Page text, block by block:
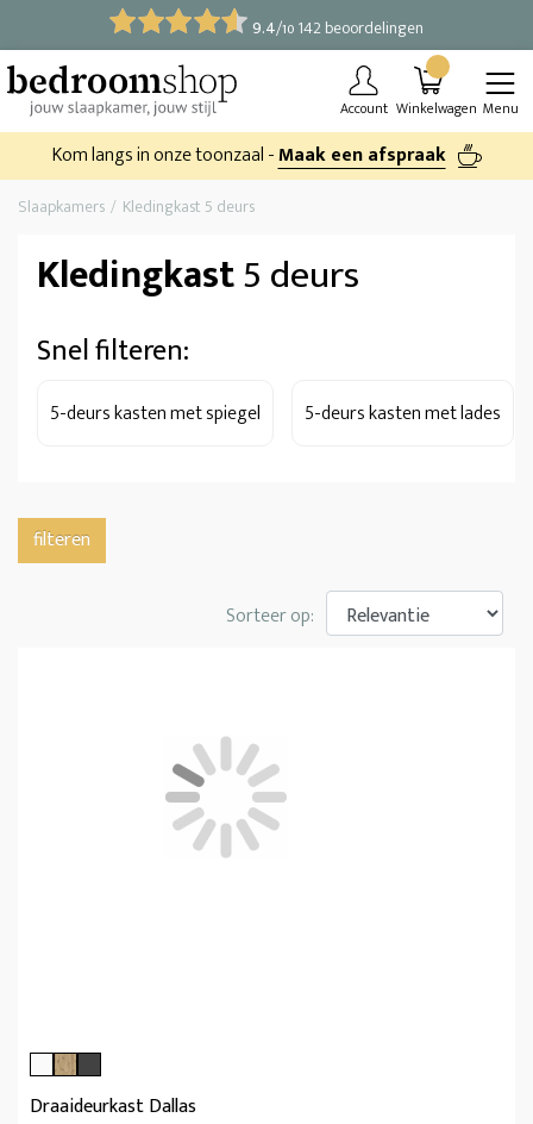
9.4/10 142 beoordelingen
Account Winkelwagen Menu
Kom langs in onze toonzaal -Maak een afspraak
Slaapkamers Kledingkast 5 deurs
Kledingkast5 deurs
Snel filteren:
5-deurs kasten met spiegel 5-deurs kasten met lades
filteren
Sorteer op:
Draaideurkast Dallas